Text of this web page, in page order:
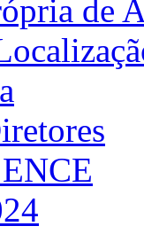
de